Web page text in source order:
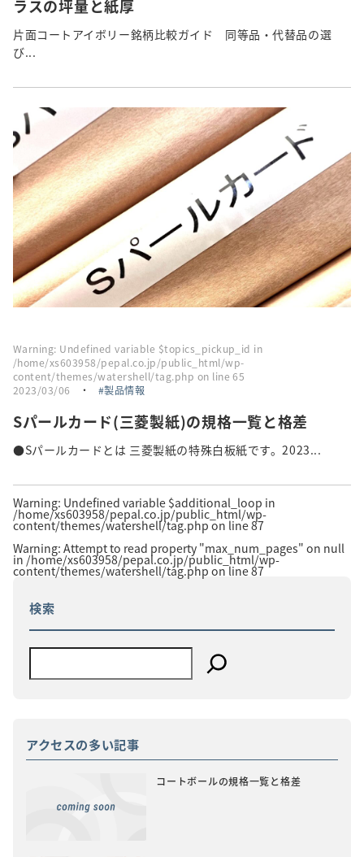
ラスの坪量と紙厚
片面コートアイボリー銘柄比較ガイド 同等品・代替品の選
び...
Warning: Undefined variable $topics_pickup_id in
/home/xs603958/pepal.co.jp/public_html/wp-
content/themes/watershell/tag.php on line65
2023/03/06
・ 製品情報
Sパールカード(三菱製紙)の規格一覧と格差
●Sパールカードとは 三菱製紙の特殊白板紙です。2023...
Warning: Undefined variable $additional_loop in
/home/xs603958/pepal.co.jp/public_html/wp-
content/themes/watershell/tag.phpon line87
Warning: Attempt to read property "max_num_pages" on null
in /home/xs603958/pepal.co.jp/public_html/wp-
content/themes/watershell/tag.php on line87
検索
アクセスの多い記事
コートボールの規格一覧と格差